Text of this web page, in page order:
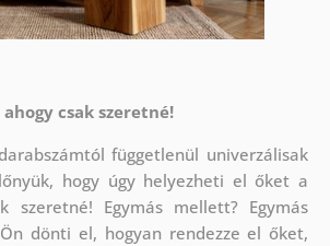
csak szeretné!
függetlenül univerzálisak
hogy úgy helyezheti el őket a
szeretné! Egymás mellett? Egymás
dönti el, hogyan rendezze el őket,